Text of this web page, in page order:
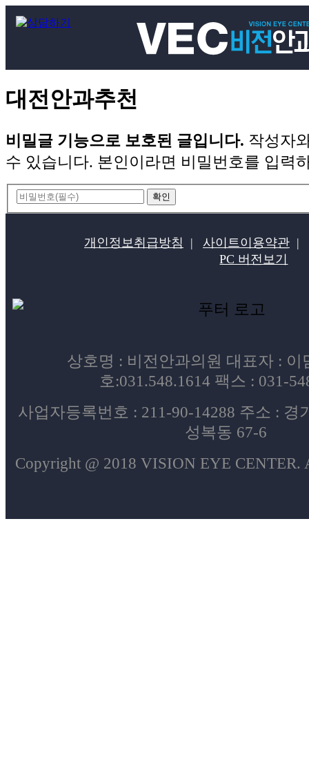
대전안과추천
비밀글 기능으로 보호된 글입니다. 작성자
수 있습니다. 본인이라면 비밀번호를 입력
개인정보취급방침 | 사이트이용약관 |
PC 버전보기
상호명 : 비전안과의원 대표자 : 이
호:031.548.1614 팩스 : 031-
사업자등록번호 : 211-90-14288 주소 : 경
성복동 67-6
Copyright @ 2018 VISION EYE CENTER.